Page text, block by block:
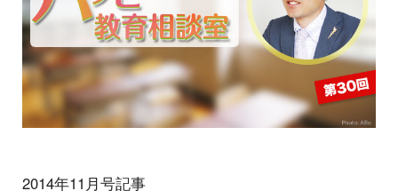
2014年11月号記事